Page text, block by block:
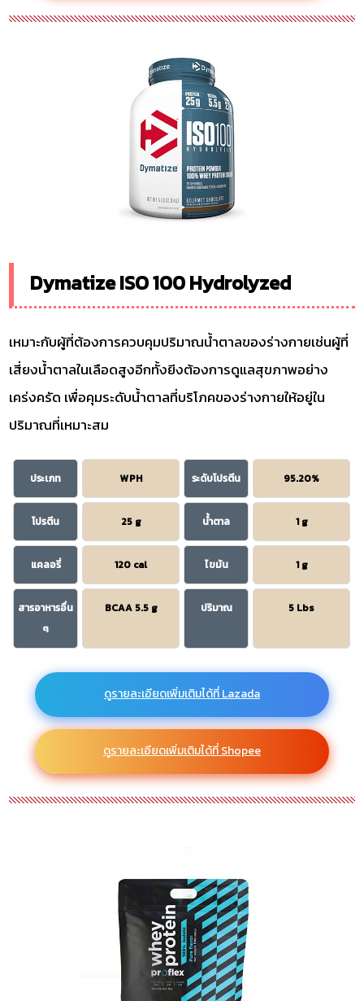
Dymatize ISO 100 Hydrolyzed
เหมาะกับผู้ที่ต้องการควบคุมปริมาณน้ำตาลของร่างกายเช่นผู้ที่
เสี่ยงน้ำตาลในเลือดสูงอีกทั้งยีงต้องการดูแลสุขภาพอย่าง
เคร่งครัด เพื่อคุมระดับน้ำตาลที่บริโภคของร่างกายให้อยู่ใน
ปริมาณที่เหมาะสม
ประเภท WPH ระดับโปรตีน 95.20%
โปรตีน 25 g น้ำตาล 1 g
แคลอรี่ 120 cal ไขมัน 1 g
สารอาหารอื่น
ๆ
BCAA 5.5 g ปริมาณ 5 Lbs
ดูรายละเอียดเพิ่มเติมได้ที่ Lazada
ดูรายละเอียดเพิ่มเติมได้ที่ Shopee